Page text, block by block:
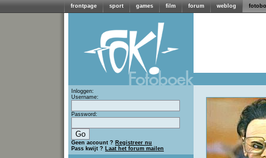
frontpage sport games film forum weblog
Inloggen:
Username:
Password:
Geen account ? Registreer nu
Pass kwijt ? Laat het forum mailen